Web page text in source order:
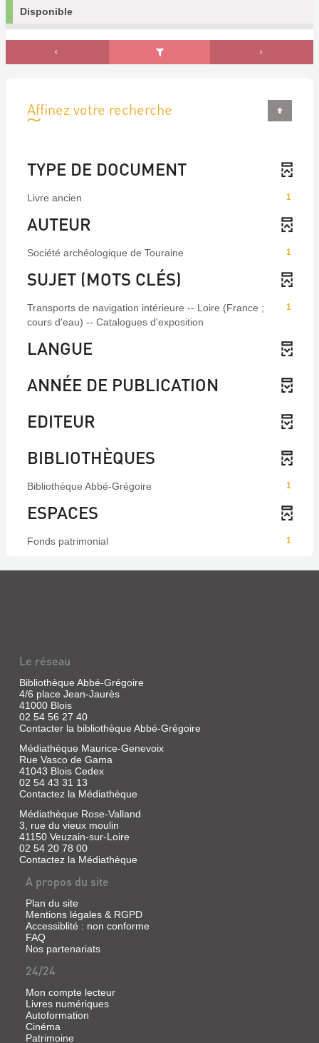
Disponible
Affinez votre recherche
TYPE DE DOCUMENT
1
Livre ancien
AUTEUR
1
Société archéologique de Touraine
SUJET (MOTS CLÉS)
1
Transports de navigation intérieure -- Loire (France ;
cours d'eau) -- Catalogues d'exposition
LANGUE
ANNÉE DE PUBLICATION
EDITEUR
BIBLIOTHÈQUES
1
Bibliothèque Abbé-Grégoire
ESPACES
1
Fonds patrimonial
Le réseau
Bibliothèque Abbé-Grégoire
4/6 place Jean-Jaurès
41000 Blois
02 54 56 27 40
Contacter la bibliothèque Abbé-Grégoire
Médiathèque Maurice-Genevoix
Rue Vasco de Gama
41043 Blois Cedex
02 54 43 31 13
Contactez la Médiathèque
Médiathèque Rose-Valland
3, rue du vieux moulin
41150 Veuzain-sur-Loire
02 54 20 78 00
Contactez la Médiathèque
A propos du site
Plan du site
Mentions légales & RGPD
Accessiblité : non conforme
FAQ
Nos partenariats
24/24
Mon compte lecteur
Livres numériques
Autoformation
Cinéma
Patrimoine